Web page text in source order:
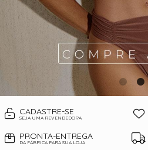
CADASTRE-SE
SEJA UMA REVENDEDORA
PRONTA-ENTREGA
DA FÁBRICA PARA SUA LOJA